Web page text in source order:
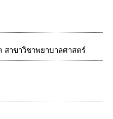
าขาวิชาพยาบาลศาสตร์